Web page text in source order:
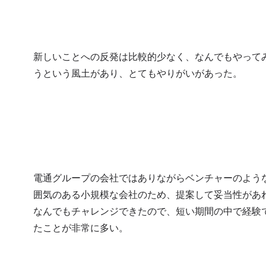
新しいことへの反発は比較的少なく、なんでもやって
うという風土があり、とてもやりがいがあった。
電通グループの会社ではありながらベンチャーのよう
囲気のある小規模な会社のため、提案して妥当性があ
なんでもチャレンジできたので、短い期間の中で経験
たことが非常に多い。